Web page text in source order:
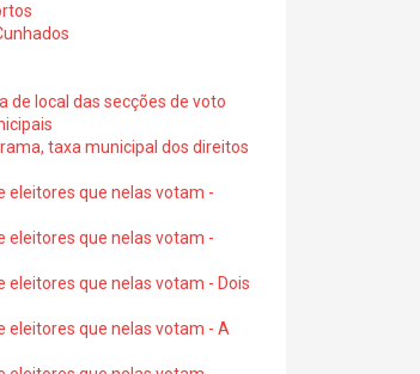
de local das secções de voto
taxa municipal dos direitos
eleitores que nelas votam -
eleitores que nelas votam -
eleitores que nelas votam - Dois
eleitores que nelas votam - A